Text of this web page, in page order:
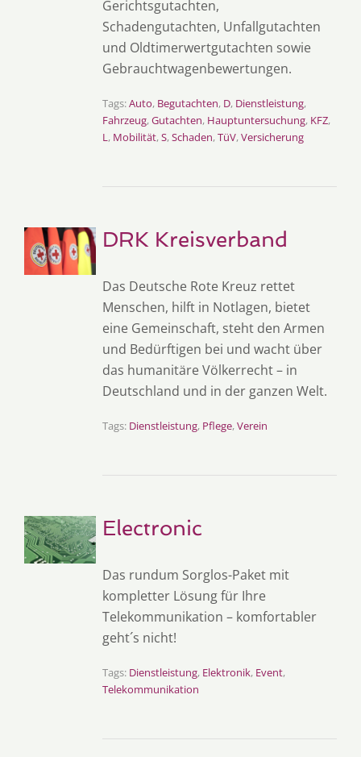
Gerichtsgutachten,
Schadengutachten, Unfallgutachten
und Oldtimerwertgutachten sowie
Gebrauchtwagenbewertungen.
Tags:Auto, Begutachten, D, Dienstleistung,
Fahrzeug,Gutachten, Hauptuntersuchung, KFZ,
L, Mobilität,S,Schaden,TüV,Versicherung
DRK Kreisverband
Das Deutsche Rote Kreuz rettet
Menschen, hilft in Notlagen, bietet
eine Gemeinschaft, steht den Armen
und Bedürftigen bei und wacht über
das humanitäre Völkerrecht – in
Deutschland und in der ganzen Welt.
Tags: Dienstleistung, Pflege,Verein
Electronic
Das rundum Sorglos-Paket mit
kompletter Lösung für Ihre
Telekommunikation – komfortabler
geht´s nicht!
Tags: Dienstleistung, Elektronik, Event,
Telekommunikation